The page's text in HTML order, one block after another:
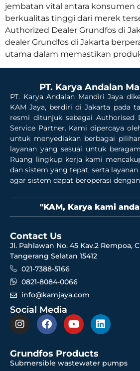
jembatan vital antara konsumen
berkualitas tinggi dari merek
Authorized Dealer Grundfos di
dealer Grundfos di Jakarta
utama dalam memastikan
PT. Karya Andalan
PT. Karya Andalan Mandiri Jaya
KAM Jaya, berdiri di Jakarta pada
resmi ditunjuk sebagai Authorised
Service Partner. Kami dipercaya
untuk menyediakan berbagai
layanan yang sesuai untuk
Ruang lingkup kerja kami
dan sistem yang tepat, serta
agar sistem dapat beroperasi
"KAM, Karya kami
Contact Us
Jl. Pahlawan No. 45 Kav.2 Rempoa,
Tangerang Selatan 15412
021-7388-5166
0821-8084-0066
info@kamjaya.com
Social Media
Grundfos Products
Submersible wastewater pumps